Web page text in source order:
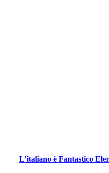
L’italiano è Fantastico